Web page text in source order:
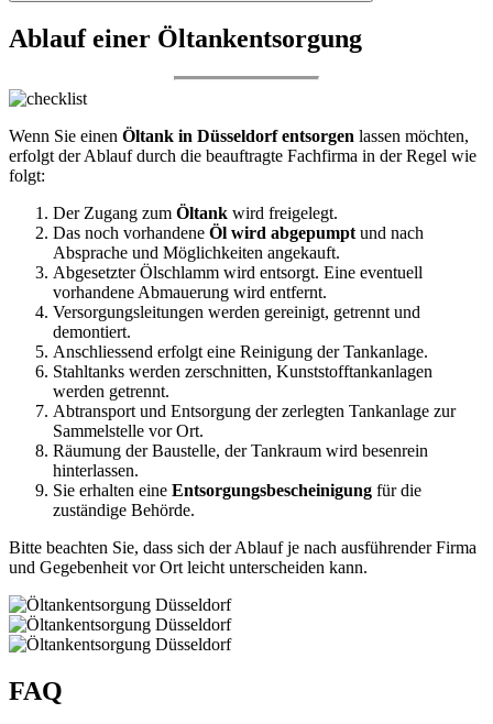
Ablauf einer Öltankentsorgung
Wenn Sie einen Öltank in Düsseldorf entsorgen lassen möchten,
erfolgt der Ablauf durch die beauftragte Fachfirma in der Regel wie
folgt:
Der Zugang zum Öltank wird freigelegt.
Das noch vorhandene Öl wird abgepumpt und nach
Absprache und Möglichkeiten angekauft.
Abgesetzter Ölschlamm wird entsorgt. Eine eventuell
vorhandene Abmauerung wird entfernt.
Versorgungsleitungen werden gereinigt, getrennt und
demontiert.
Anschliessend erfolgt eine Reinigung der Tankanlage.
Stahltanks werden zerschnitten, Kunststofftankanlagen
werden getrennt.
Abtransport und Entsorgung der zerlegten Tankanlage zur
Sammelstelle vor Ort.
Räumung der Baustelle, der Tankraum wird besenrein
hinterlassen.
Sie erhalten eine Entsorgungsbescheinigung für die
zuständige Behörde.
Bitte beachten Sie, dass sich der Ablauf je nach ausführender Firma
und Gegebenheit vor Ort leicht unterscheiden kann.
FAQ